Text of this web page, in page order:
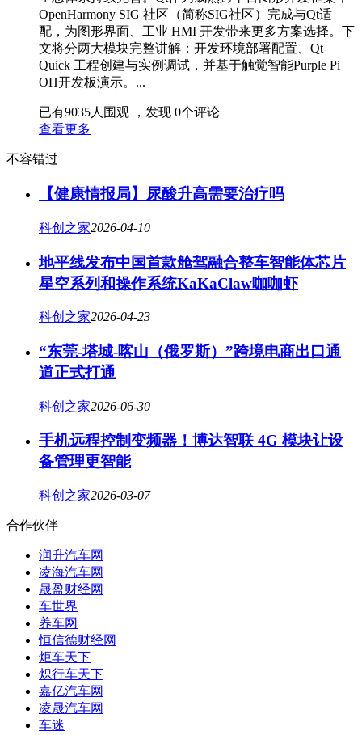
OpenHarmony SIG 社区（简称SIG社区）完成与Qt适
配，为图形界面、工业 HMI 开发带来更多方案选择。下
文将分两大模块完整讲解：开发环境部署配置、Qt
Quick 工程创建与实例调试，并基于触觉智能Purple Pi
OH开发板演示。...
已有9035人围观 ，发现 0个评论
查看更多
不容错过
【健康情报局】尿酸升高需要治疗吗
科创之家2026-04-10
地平线发布中国首款舱驾融合整车智能体芯片
星空系列和操作系统KaKaClaw咖咖虾
科创之家2026-04-23
“东莞-塔城-喀山（俄罗斯）”跨境电商出口通
道正式打通
科创之家2026-06-30
手机远程控制变频器！博达智联 4G 模块让设
备管理更智能
科创之家2026-03-07
合作伙伴
润升汽车网
凌海汽车网
晟盈财经网
车世界
养车网
恒信德财经网
炬车天下
炽行车天下
嘉亿汽车网
凌晟汽车网
车迷